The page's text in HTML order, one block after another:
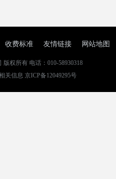
收费标准 友情链接 网站地图
版权所有 电话：010-58930318
关信息 京ICP备12049295号